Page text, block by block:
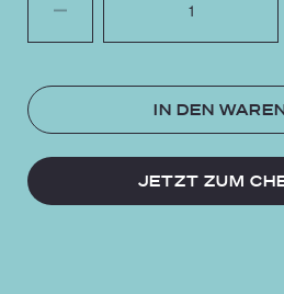
IN DEN
JETZT ZUM